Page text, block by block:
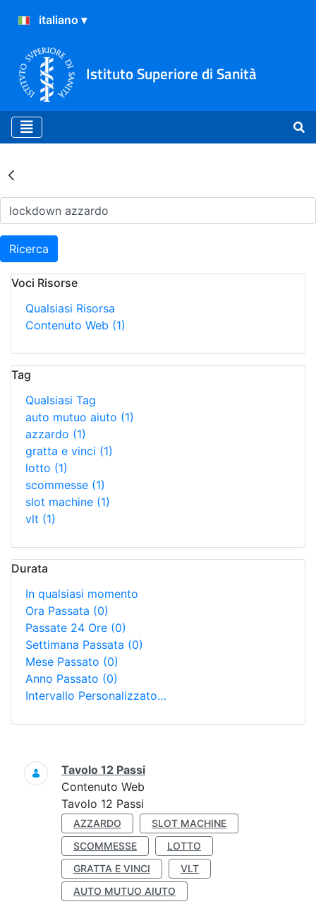
Istituto Superiore di Sanità
Risultati della Ricerca -
Ricerca
Voci Risorse
Qualsiasi Risorsa
Contenuto Web (1)
Tag
Qualsiasi Tag
auto mutuo aiuto (1)
azzardo (1)
gratta e vinci (1)
lotto (1)
scommesse (1)
slot machine (1)
vlt (1)
Durata
In qualsiasi momento
Ora Passata (0)
Passate 24 Ore (0)
Settimana Passata (0)
Mese Passato (0)
Anno Passato (0)
Intervallo Personalizzato…
Ricerca
Tavolo 12 Passi
Contenuto Web
Tavolo 12 Passi
AZZARDO
SLOT MACHINE
SCOMMESSE
LOTTO
GRATTA E VINCI
VLT
AUTO MUTUO AIUTO